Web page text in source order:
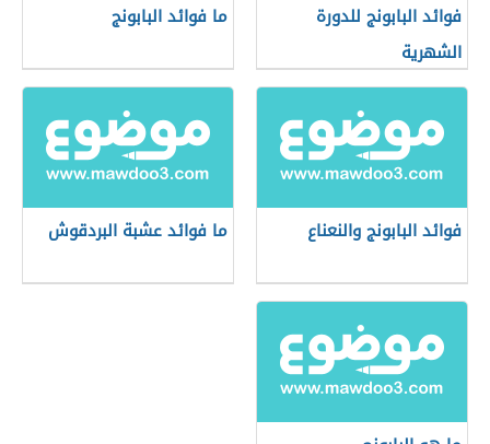
فوائد البابونج للدورة
الشهرية
ما فوائد البابونج
فوائد البابونج والنعناع ما فوائد عشبة البردقوش